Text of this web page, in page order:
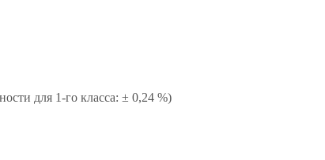
для 1-го класса: ± 0,24 %)